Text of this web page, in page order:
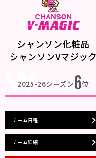
シャンソン化粧品
シャンソンVマジック
2025-26シーズン6位
チーム日程
チーム詳細